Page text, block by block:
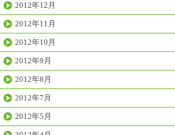
2012年12月
2012年11月
2012年10月
2012年9月
2012年8月
2012年7月
2012年5月